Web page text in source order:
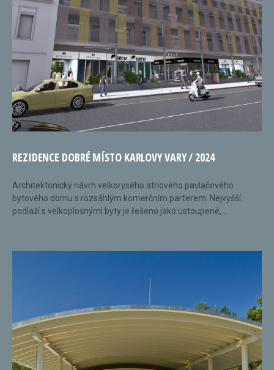
REZIDENCE DOBRÉ MÍSTO KARLOVY VARY / 2024
Architektonický návrh velkorysého atriového pavlačového
bytového domu s rozsáhlým komerčním parterem. Nejvyšší
podlaží s velkoplošnými byty je řešeno jako ustoupené,...